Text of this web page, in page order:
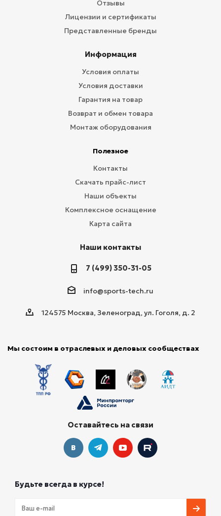
Отзывы
Лицензии и сертификаты
Представленные бренды
Информация
Условия оплаты
Условия доставки
Гарантия на товар
Возврат и обмен товара
Монтаж оборудования
Полезное
Контакты
Скачать прайс-лист
Наши объекты
Комплексное оснащение
Карта сайта
Наши контакты
7 (499) 350-31-05
info@sports-tech.ru
124575 Москва, Зеленоград, ул. Гоголя, д. 2
Мы состоим в отраслевых и деловых сообществах
Оставайтесь на связи
Будьте всегда в курсе!